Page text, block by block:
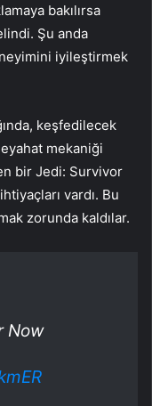
bakılırsa
Şu anda
iyileştirmek
keşfedilecek
mekaniği
bir Jedi: Survivor
vardı. Bu
zorunda kaldılar.
Now